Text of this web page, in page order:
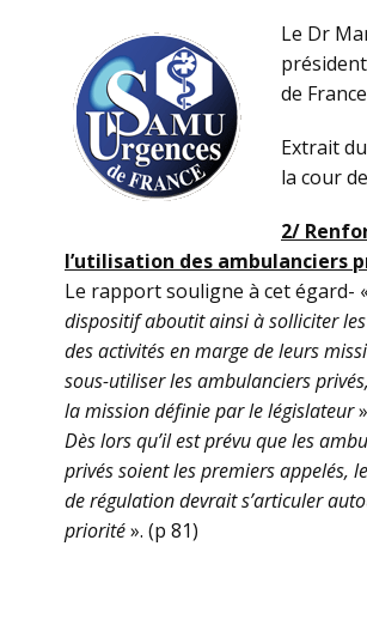
Le Dr
de
Extrait
la cour
2/
l’utilisation des ambulanciers
Le rapport souligne à cet égard-
dispositif aboutit ainsi à solliciter
des activités en marge de leurs
sous-utiliser les ambulanciers
la mission définie par le législateur
Dès lors qu’il est prévu que les
privés soient les premiers appelés,
de régulation devrait s’articuler
priorité». (p 81)